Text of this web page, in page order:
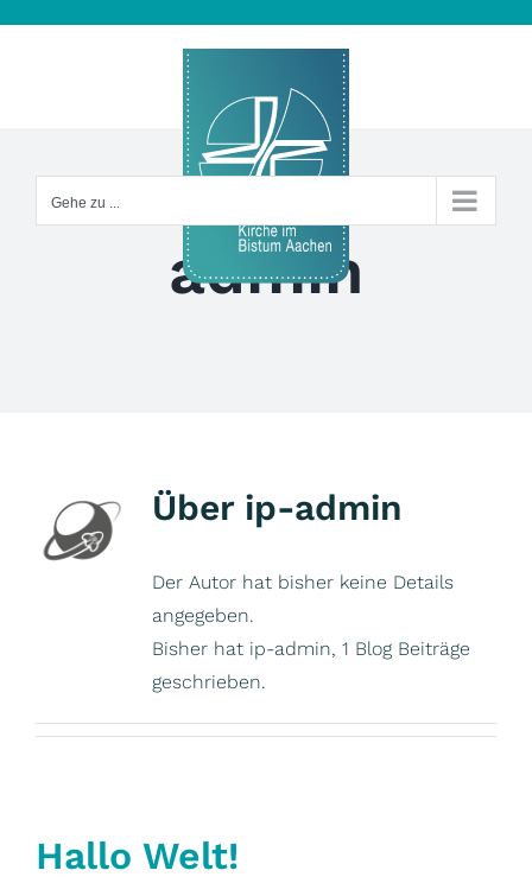
Gehe zu ...
admin
Über ip-admin
Der Autor hat bisher keine Details
angegeben.
Bisher hat ip-admin, 1 Blog Beiträge
geschrieben.
Hallo Welt!